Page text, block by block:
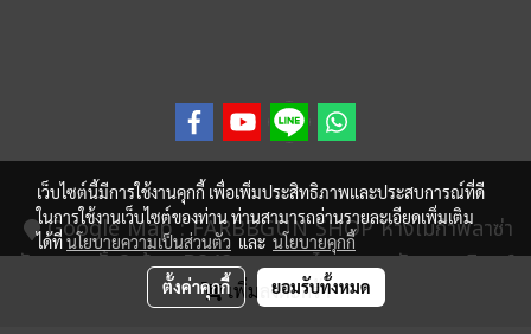
เพิ่มลงตะกร้า
Google Map: FARBBGUN SHOP ห้างเมก้าพลาซ่า
วังบูรพา ชั้น2 ห้อง B248 ถนนมหาไชย แขวงวังบูรพาภิรมย์
เขตพระนคร จังหวัด กรุงเทพ 10200
เว็บไซต์นี้มีการใช้งานคุกกี้ เพื่อเพิ่มประสิทธิภาพและประสบการณ์ที่ดี
ในการใช้งานเว็บไซต์ของท่าน ท่านสามารถอ่านรายละเอียดเพิ่มเติม
ได้ที่นโยบายความเป็นส่วนตัวและนโยบายคุกกี้
ตั้งค่าคุกกี้ ยอมรับทั้งหมด